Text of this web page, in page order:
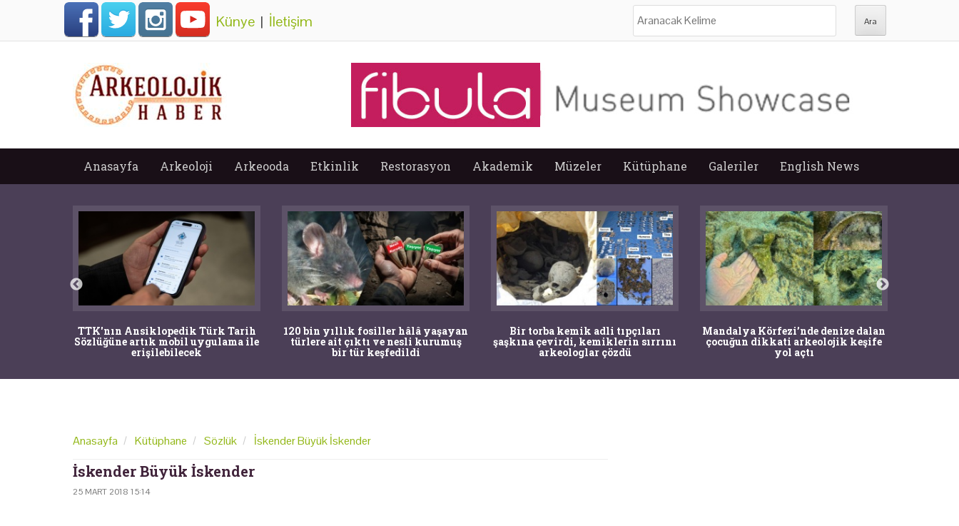
Künye | İletişim
Anasayfa Arkeoloji Arkeooda Etkinlik Restorasyon Akademik Müzeler Kütüphane Galeriler English News
TTK'nın Ansiklopedik Türk Tarih
Sözlüğüne artık mobil uygulama ile
erişilebilecek
120 bin yıllık fosiller hâlâ yaşayan
türlere ait çıktı ve nesli kurumuş
bir tür keşfedildi
Bir torba kemik adli tıpçıları
şaşkına çevirdi, kemiklerin sırrını
arkeologlar çözdü
Mandalya Körfezi’nde denize dalan
çocuğun dikkati arkeolojik keşife
yol açtı
Anasayfa Kütüphane Sözlük İskender Büyük İskender
İskender Büyük İskender
25 MART 2018 15:14